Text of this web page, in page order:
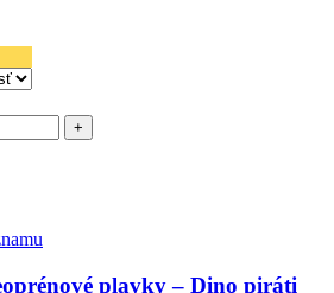
plavky – Dino piráti